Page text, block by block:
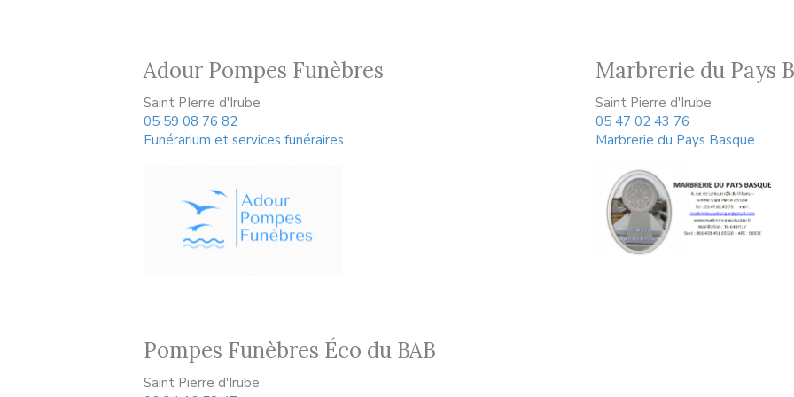
Adour Pompes Funèbres
Saint PIerre d'Irube
05 59 08 76 82
Funérarium et services funéraires
Marbrerie du Pays
Saint Pierre d'Irube
05 47 02 43 76
Marbrerie du Pays Basque
Pompes Funèbres Éco du BAB
Saint Pierre d'Irube